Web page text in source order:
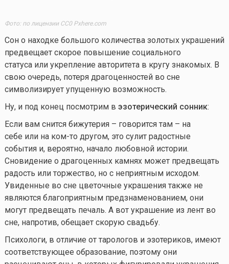
Фото: по лицензии CC0 Pxhere.com
Сон о находке большого количества золотых украшений
предвещает скорое повышение социального
статуса или укрепление авторитета в кругу знакомых. В
свою очередь, потеря драгоценностей во сне
символизирует упущенную возможность.
Ну, и под конец посмотрим в эзотерический сонник:
Если вам снится бижутерия – говорится там – на
себе или на ком-то другом, это сулит радостные
события и, вероятно, начало любовной истории.
Сновидение о драгоценных камнях может предвещать
радость или торжество, но с неприятным исходом.
Увиденные во сне цветочные украшения также не
являются благоприятным предзнаменованием, они
могут предвещать печаль. А вот украшение из лент во
сне, напротив, обещает скорую свадьбу.
Психологи, в отличие от тарологов и эзотериков, имеют
соответствующее образование, поэтому они